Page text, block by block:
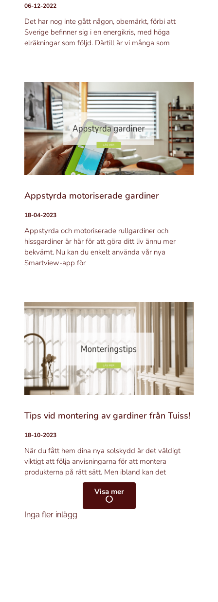
06-12-2022
Det har nog inte gått någon, obemärkt, förbi att
Sverige befinner sig i en energikris, med höga
elräkningar som följd. Därtill är vi många som
Appstyrda motoriserade gardiner
18-04-2023
Appstyrda och motoriserade rullgardiner och
hissgardiner är här för att göra ditt liv ännu mer
bekvämt. Nu kan du enkelt använda vår nya
Smartview-app för
Tips vid montering av gardiner från Tuiss!
18-10-2023
När du fått hem dina nya solskydd är det väldigt
viktigt att följa anvisningarna för att montera
produkterna på rätt sätt. Men ibland kan det
Visa mer
Inga fler inlägg